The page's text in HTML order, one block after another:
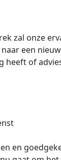
zal onze
een
heeft of
en